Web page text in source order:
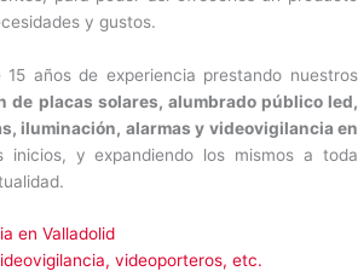
y gustos.
años de experiencia prestando nuestros
de placas solares, alumbrado público led,
iluminación, alarmas y videovigilancia en
inicios, y expandiendo los mismos a toda
en Valladolid
videoporteros, etc.